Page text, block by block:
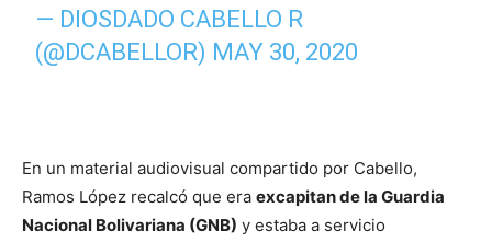
— DIOSDADO CABELLO R
(@DCABELLOR) MAY 30, 2020
En un material audiovisual compartido por Cabello,
Ramos López recalcó que era excapitan de la Guardia
Nacional Bolivariana (GNB) y estaba a servicio